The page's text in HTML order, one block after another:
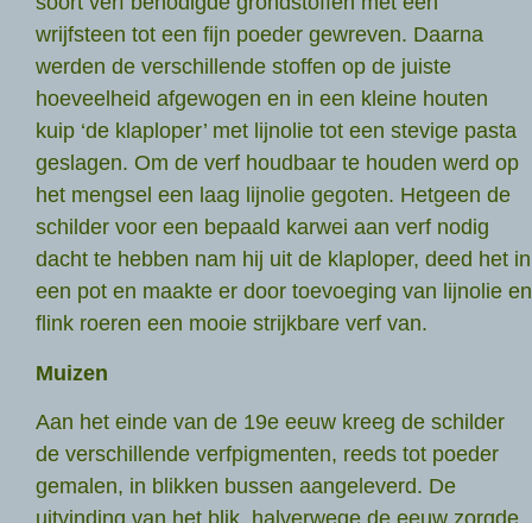
wrijfsteen tot een fijn poeder gewreven. Daarna
werden de verschillende stoffen op de juiste
hoeveelheid afgewogen en in een kleine houten
kuip ‘de klaploper’ met lijnolie tot een stevige pasta
geslagen. Om de verf houdbaar te houden werd op
het mengsel een laag lijnolie gegoten. Hetgeen de
schilder voor een bepaald karwei aan verf nodig
dacht te hebben nam hij uit de klaploper, deed het in
een pot en maakte er door toevoeging van lijnolie en
flink roeren een mooie strijkbare verf van.
Muizen
Aan het einde van de 19e eeuw kreeg de schilder
de verschillende verfpigmenten, reeds tot poeder
gemalen, in blikken bussen aangeleverd. De